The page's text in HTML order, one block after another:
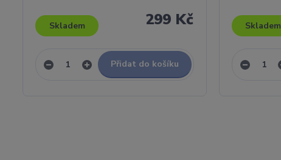
299 Kč
Skladem
Přidat do košíku
Skladem